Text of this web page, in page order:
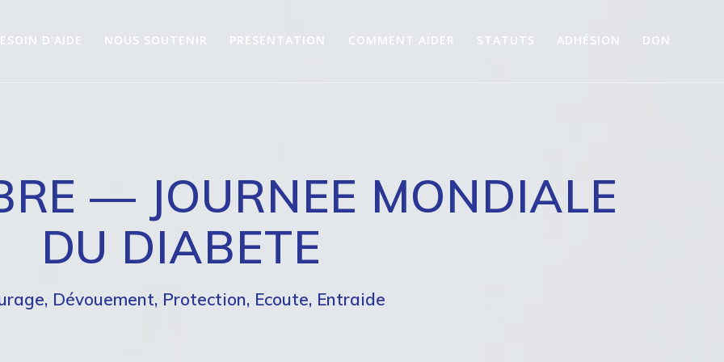
D’AIDE NOUS SOUTENIR PRESENTATION COMMENT AIDER STATUTS ADHÉSION DON
— JOURNEE MONDIALE
DU DIABETE
Dévouement, Protection, Ecoute, Entraide